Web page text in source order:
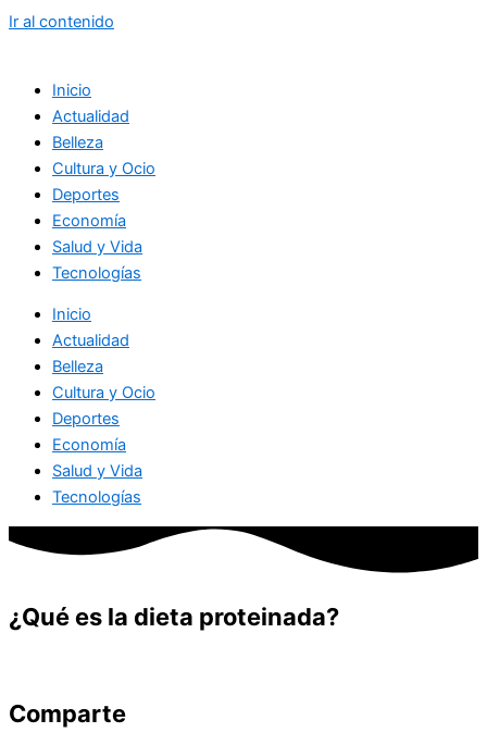
Ir al contenido
Inicio
Actualidad
Belleza
Cultura y Ocio
Deportes
Economía
Salud y Vida
Tecnologías
Inicio
Actualidad
Belleza
Cultura y Ocio
Deportes
Economía
Salud y Vida
Tecnologías
¿Qué es la dieta proteinada?
Comparte